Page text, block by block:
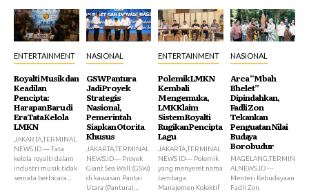
ENTERTAINMENT
Royalti Musik dan
Keadilan
Pencipta:
Harapan Baru di
Era Tata Kelola
LMKN
JAKARTA,TERMINAL
NEWS.ID — Tata
kelola royalti dalam
industri musik tidak
semata berbicara...
NASIONAL
GSW Pantura
Jadi Proyek
Strategis
Nasional,
Pemerintah
Siapkan Otorita
Khusus
JAKARTA,TERMINAL
NEWS.ID— Proyek
Giant Sea Wall (GSW)
di kawasan Pantai
Utara (Pantura)...
ENTERTAINMENT
Polemik LMKN
Kembali
Mengemuka,
LMK Klaim
Sistem Royalti
Rugikan Pencipta
Lagu
JAKARTA,TERMINAL
NEWS ID— Polemik
yang menyeret nama
Lembaga
Manajemen Kolektif
NASIONAL
Arca “Mbah
Bhelet”
Dipindahkan,
Fadli Zon
Tekankan
Penguatan Nilai
Budaya
Borobudur
MAGELANG,TERMIN
ALNEWS.ID —
Menteri Kebudayaan
Fadli Zon